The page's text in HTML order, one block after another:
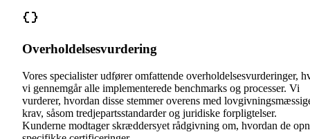
Overholdelsesvurdering
Vores specialister udfører omfattende overholdelsesvurderinger,
vi gennemgår alle implementerede benchmarks og processer. Vi
vurderer, hvordan disse stemmer overens med
krav, såsom tredjepartsstandarder og juridiske forpligtelser.
Kunderne modtager skræddersyet rådgivning om, hvordan de